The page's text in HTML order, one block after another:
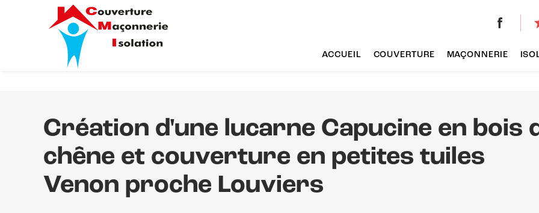
ACCUEIL COUVERTURE MAÇONNERIE
Création d'une lucarne Capucine en bois
chêne et couverture en petites tuiles
Venon proche Louviers